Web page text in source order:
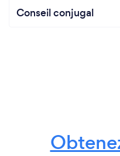
Conseil conjugal